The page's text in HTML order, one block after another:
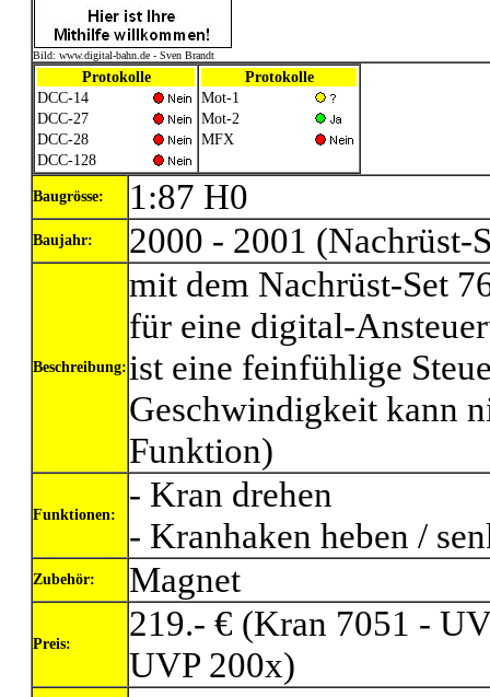
Bild: www.digital-bahn.de - Sven Brandt
Protokolle
DCC-14
DCC-27
DCC-28
DCC-128
Protokolle
Mot-1
Mot-2
MFX
Baugrösse: 1:87 H0
Baujahr: 2000 - 2001 (Nachrüst-
Beschreibung:
mit dem Nachrüst-Set
für eine digital-
ist eine feinfühlige
Geschwindigkeit kann
Funktion)
Funktionen:
- Kran drehen
- Kranhaken heben /
Zubehör: Magnet
Preis:
219.- € (Kran 7051 -
UVP 200x)